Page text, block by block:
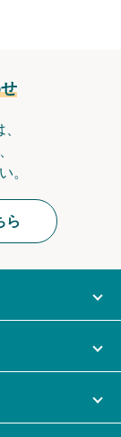
。
ら